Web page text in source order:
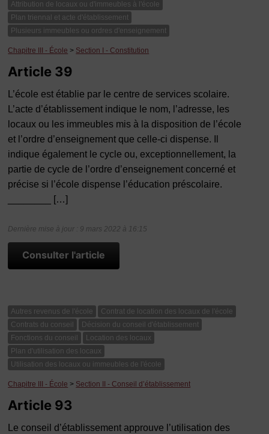
Attribution de locaux ou d'immeubles à l'école
Plan triennal et acte d'établissement
Plusieurs immeubles ou ordres d'enseignement
Chapitre III - École > Section I - Constitution
Article 39
L’école est établie par le centre de services scolaire.
L’acte d’établissement indique le nom, l’adresse, les
locaux ou les immeubles mis à la disposition de l’école
et l’ordre d’enseignement que celle-ci dispense. Il
indique également le cycle ou, exceptionnellement, la
partie de cycle de l’ordre d’enseignement concerné et
précise si l’école dispense l’éducation préscolaire.
________ […]
Dernière mise à jour : 9 mars 2022 à 16:15
Consulter l'article
Autres revenus de l'école
Contrat de location des locaux de l'école
Contrats du conseil
Décision du conseil d'établissement
Fonctions du conseil
Location des locaux
Plan d'utilisation des locaux
Utilisation des locaux ou immeubles de l'école
Chapitre III - École > Section II - Conseil d’établissement
Article 93
Le conseil d’établissement approuve l’utilisation des